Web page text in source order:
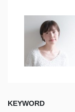
KEYWORD